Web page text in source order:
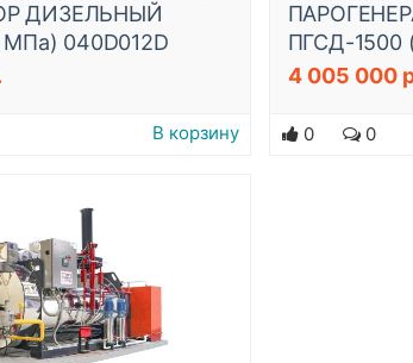
ДИЗЕЛЬНЫЙ
040D012D
В корзину
ПГСД-1500
4 005 000
0 0